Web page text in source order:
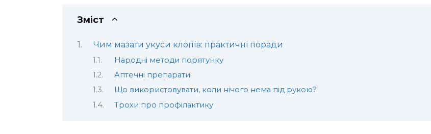
Зміст
Чим мазати укуси клопів: практичні поради
Народні методи порятунку
Аптечні препарати
Що використовувати, коли нічого нема під рукою?
Трохи про профілактику